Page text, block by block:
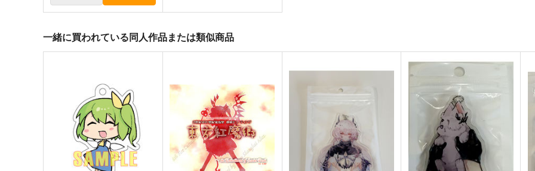
舞風-Maikaze
（税込）
東方Project
サンプル カート
ババソイヤー
660 （税込）
東方Project
サンプル カート
チルノという少女ー純文学チ
牧草べびぃべっど
チルノ
サンプル カート
東方Project風-心非公式
HandBook
胡玉書厨
1,572円（税込）
東方Project
東風谷早苗
古明地こいし
サンプル カート
一緒に買われている同人作品または類似商品